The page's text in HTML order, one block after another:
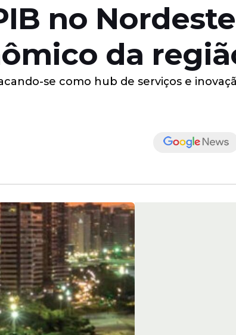
no
da
se como hub de serviços e